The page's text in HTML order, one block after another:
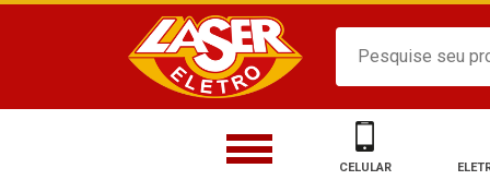
CELULAR